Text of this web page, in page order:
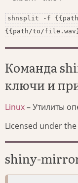
shnsplit -f
{{path/to/
Команда
ключи и
Linux– Утилиты
Licensed under the
shiny-